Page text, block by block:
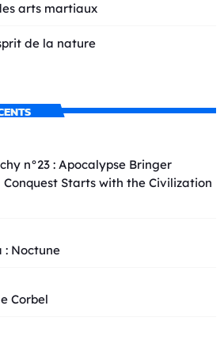
arts martiaux
de la nature
n°23 : Apocalypse Bringer
Starts with the Civilization
: Noctune
Corbel